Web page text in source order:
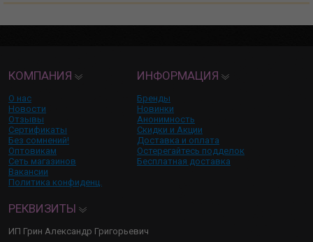
КОМПАНИЯ
О нас
Новости
Отзывы
Сертификаты
Без сомнений!
Оптовикам
Сеть магазинов
Вакансии
Политика конфиденц.
ИНФОРМАЦИЯ
Бренды
Новинки
Анонимность
Скидки и Акции
Доставка и оплата
Остерегайтесь подделок
Бесплатная доставка
РЕКВИЗИТЫ
ИП Грин Александр Григорьевич